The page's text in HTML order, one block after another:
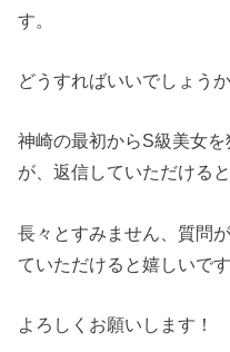
す。
どうすればいいでしょうか
神崎の最初からS級美女
が、返信していただける
長々とすみません、質問
ていただけると嬉しいです
よろしくお願いします！